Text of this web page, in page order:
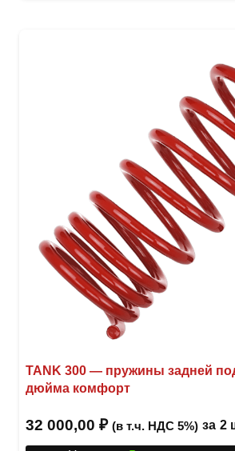
TANK 300 — пружины задней
дюйма комфорт
32 000,00 ₽ (в т.ч. НДС 5%) за 2